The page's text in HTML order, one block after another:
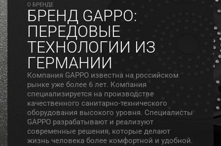
O БРЕНДЕ
БРЕНД GAPPO:
ПЕРЕДОВЫЕ
ТЕХНОЛОГИИ ИЗ
ГЕРМАНИИ
Компания GAPPO известна на российском
рынке уже более 6 лет. Компания
специализируется на производстве
качественного санитарно-технического
оборудования высокого уровня. Специалисты
GAPPO разрабатывают и реализуют
современные решения, которые делают
жизнь человека более комфортной и удобной.